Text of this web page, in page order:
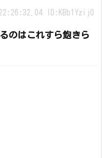
ID:KBb1Yzij0
のはこれすら飽きら